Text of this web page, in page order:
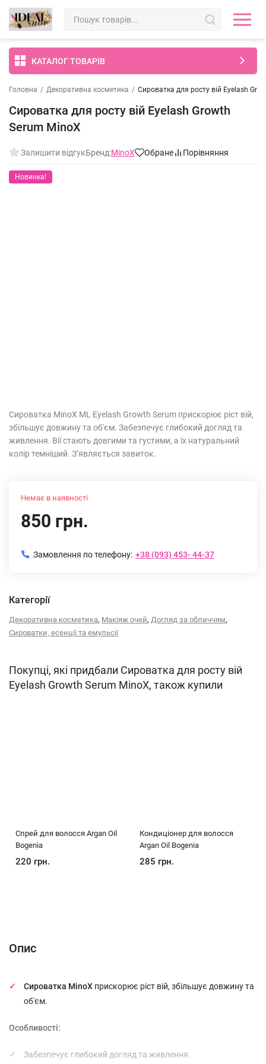
КАТАЛОГ ТОВАРІВ
Головна / Декоративна косметика / Сироватка для росту вій Eyelash
Сироватка для росту вій Eyelash Growth
Serum MinoX
Залишити відгукБренд:MinoX Обране Порівняння
Новинка!
Сироватка MinoX ML Eyelash Growth Serum прискорює ріст вій,
збільшує довжину та об'єм. Забезпечує глибокий догляд та
живлення. Вії стають довгими та густими, а їх натуральний
колір темніший. З’являється завиток.
Немає в наявності
850 грн.
Замовлення по телефону: +38 (093) 453- 44-37
Категорії
Декоративна косметика, Макіяж очей, Догляд за обличчям,
Сироватки, есенції та емульсії
Покупці, які придбали Сироватка для росту вій
Eyelash Growth Serum MinoX, також купили
Спрей для волосся Argan Oil
Bogenia
220 грн.
Кондиціонер для волосся
Argan Oil Bogenia
285 грн.
Опис
Сироватка MinoX прискорює ріст вій, збільшує довжину та
об'єм.
Особливості:
Забезпечує глибокий догляд та живлення.